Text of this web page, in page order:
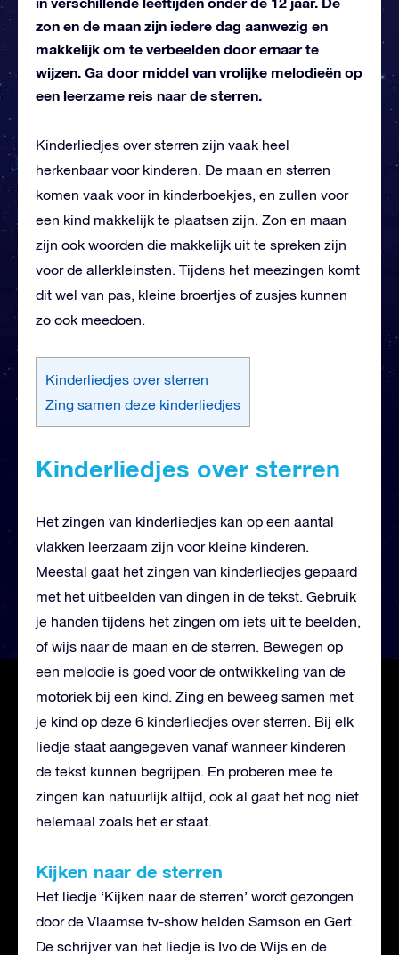
zon en de maan zijn iedere dag aanwezig en
makkelijk om te verbeelden door ernaar te
wijzen. Ga door middel van vrolijke melodieën op
een leerzame reis naar de sterren.
Kinderliedjes over sterren zijn vaak heel
herkenbaar voor kinderen. De maan en sterren
komen vaak voor in kinderboekjes, en zullen voor
een kind makkelijk te plaatsen zijn. Zon en maan
zijn ook woorden die makkelijk uit te spreken zijn
voor de allerkleinsten. Tijdens het meezingen komt
dit wel van pas, kleine broertjes of zusjes kunnen
zo ook meedoen.
Kinderliedjes over sterren
Zing samen deze kinderliedjes
Kinderliedjes over sterren
Het zingen van kinderliedjes kan op een aantal
vlakken leerzaam zijn voor kleine kinderen.
Meestal gaat het zingen van kinderliedjes gepaard
met het uitbeelden van dingen in de tekst. Gebruik
je handen tijdens het zingen om iets uit te beelden,
of wijs naar de maan en de sterren. Bewegen op
een melodie is goed voor de ontwikkeling van de
motoriek bij een kind. Zing en beweeg samen met
je kind op deze 6 kinderliedjes over sterren. Bij elk
liedje staat aangegeven vanaf wanneer kinderen
de tekst kunnen begrijpen. En proberen mee te
zingen kan natuurlijk altijd, ook al gaat het nog niet
helemaal zoals het er staat.
Kijken naar de sterren
Het liedje ‘Kijken naar de sterren’ wordt gezongen
door de Vlaamse tv-show helden Samson en Gert.
De schrijver van het liedje is Ivo de Wijs en de